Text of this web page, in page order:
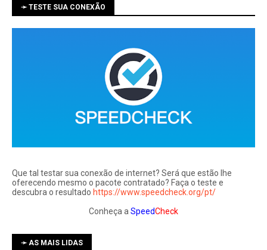
➛ TESTE SUA CONEXÃO
Que tal testar sua conexão de internet? Será que estão lhe
oferecendo mesmo o pacote contratado? Faça o teste e
descubra o resultado https://www.speedcheck.org/pt/
Conheça a SpeedCheck
➛ AS MAIS LIDAS